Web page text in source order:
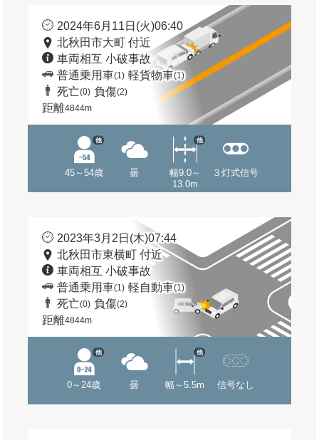
2024年6月11日(火)06:40
北秋田市大町 付近
車両相互 小破事故
普通乗用車(1) 軽貨物車(1)
死亡(0) 負傷(2)
距離4844m
45～54歳
他
曇
幅9.0～
13.0m
他
３灯式信号
2023年3月2日(木)07:44
北秋田市東横町 付近
車両相互 小破事故
普通乗用車(1) 軽自動車(1)
死亡(0) 負傷(2)
距離4844m
0～24歳
他
曇 幅～5.5m
他
信号なし